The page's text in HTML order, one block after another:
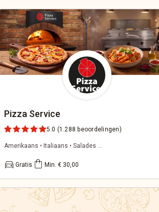
Pizza Service
5.0 (1.288 beoordelingen)
Amerikaans • Italiaans • Salades ...
directions_car Gratis shopping_bag Min. € 30,00